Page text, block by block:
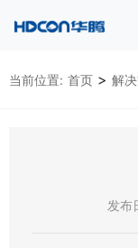
当前位置: 首页 > 解
发布